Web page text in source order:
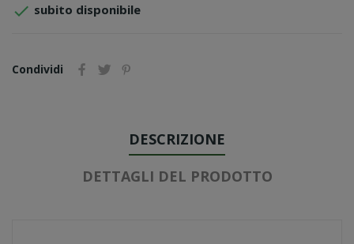
 subito disponibile
Condividi
DESCRIZIONE
DETTAGLI DEL PRODOTTO